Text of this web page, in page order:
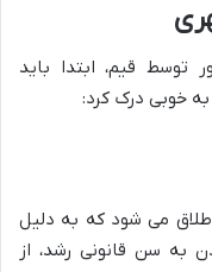
توسط قیم، ابتدا باید
خوبی درک کرد:
می شود که به دلیل
به سن قانونی رشد، از